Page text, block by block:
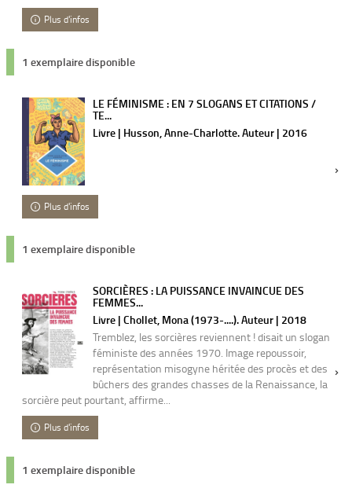
Plus d'infos
1 exemplaire disponible
LE FÉMINISME : EN 7 SLOGANS ET CITATIONS /
TE...
Livre | Husson, Anne-Charlotte. Auteur | 2016
Plus d'infos
1 exemplaire disponible
SORCIÈRES : LA PUISSANCE INVAINCUE DES
FEMMES...
Livre | Chollet, Mona (1973-....). Auteur | 2018
Tremblez, les sorcières reviennent ! disait un slogan
féministe des années 1970. Image repoussoir,
représentation misogyne héritée des procès et des
bûchers des grandes chasses de la Renaissance, la
sorcière peut pourtant, affirme...
Plus d'infos
1 exemplaire disponible